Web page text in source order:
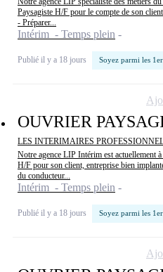
Paysagiste H/F pour le compte de son
- Préparer...
Intérim - Temps plein
Publié il y a 18 jours Soyez parmi les
OUVRIER
LES INTERIMAIRES
Notre agence LIP Intérim est actuellement
H/F pour son client, entreprise bien
du conducteur...
Intérim - Temps plein
Publié il y a 18 jours Soyez parmi les